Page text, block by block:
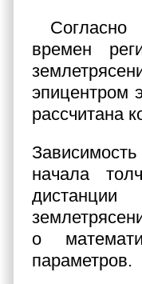
Согласно
времен
эпицентром
рассчитана
начала
о
параметров.